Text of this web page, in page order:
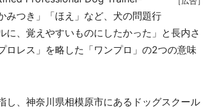
つき」「ほえ」など、犬の問題行
、覚えやすいものにしたかった」と長内さ
ロレス」を略した「ワンプロ」の2つの意味
、神奈川県相模原市にあるドッグスクール